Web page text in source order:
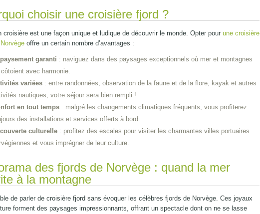
choisir une croisière fjord ?
croisière est une façon unique et ludique de découvrir le monde. Opter pour une croisière
offre un certain nombre d’avantages :
garanti : naviguez dans des paysages exceptionnels où mer et montagnes
avec harmonie.
variées: entre randonnées, observation de la faune et de la flore, kayak et autres
nautiques, votre séjour sera bien rempli !
en tout temps: malgré les changements climatiques fréquents, vous profiterez
des installations et services offerts à bord.
culturelle: profitez des escales pour visiter les charmantes villes portuaires
et vous imprégner de leur culture.
des fjords de Norvège : quand la mer
à la montagne
de parler de croisière fjord sans évoquer les célèbres fjords de Norvège. Ces joyaux
forment des paysages impressionnants, offrant un spectacle dont on ne se lasse